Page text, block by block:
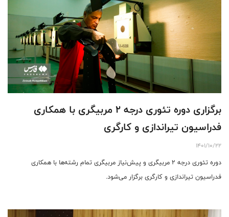
برگزاری دوره تئوری درجه ۲ مربیگری با همکاری
فدراسیون تیراندازی و کارگری
1401/10/22
دوره تئوری درجه ۲ مربیگری و پیش‌نیاز مربیگری تمام رشته‌ها با همکاری
فدراسیون تیراندازی و کارگری برگزار می‌شود.